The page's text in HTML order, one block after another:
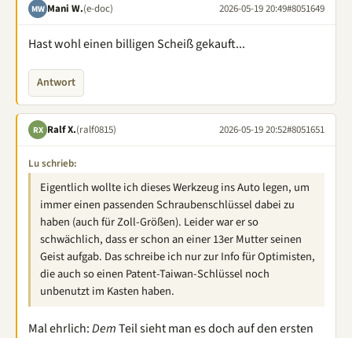
MW Mani W.(e-doc) 2026-05-19 20:49#8051649
Hast wohl einen billigen Scheiß gekauft...
Antwort
RX Ralf X.(ralf0815) 2026-05-19 20:52#8051651
Lu schrieb:
Eigentlich wollte ich dieses Werkzeug ins Auto legen, um
immer einen passenden Schraubenschlüssel dabei zu
haben (auch für Zoll-Größen). Leider war er so
schwächlich, dass er schon an einer 13er Mutter seinen
Geist aufgab. Das schreibe ich nur zur Info für Optimisten,
die auch so einen Patent-Taiwan-Schlüssel noch
unbenutzt im Kasten haben.
Mal ehrlich:DemTeil sieht man es doch auf den ersten